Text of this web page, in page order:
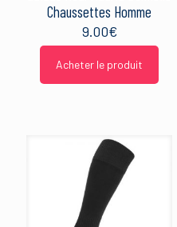
Chaussettes Homme
9.00€
Acheter le produit